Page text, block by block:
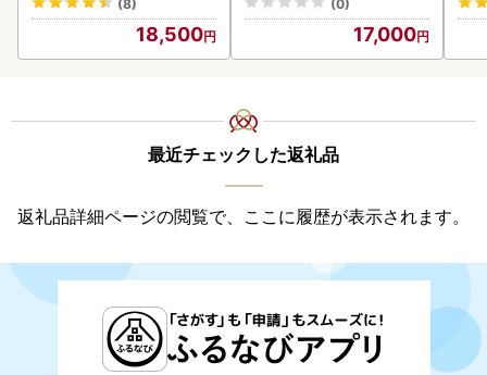
(8)
18,500
道産 ふるさと納税 秋鮭 )【
(0)
17,000
最近チェックした返礼品
返礼品詳細ページの閲覧で、ここに履歴が表示されます。